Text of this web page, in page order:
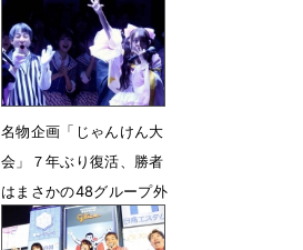
4月30日 07時59分
名物企画「じゃんけん大
会」７年ぶり復活、勝者
はまさかの48グループ外
のラフ×ラフに